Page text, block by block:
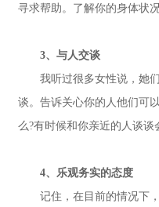
寻求帮助。了解你的身体状
3、与人交谈
我听过很多女性说，她们
谈。告诉关心你的人他们可
么?有时候和你亲近的人谈
4、乐观务实的态度
记住，在目前的情况下，